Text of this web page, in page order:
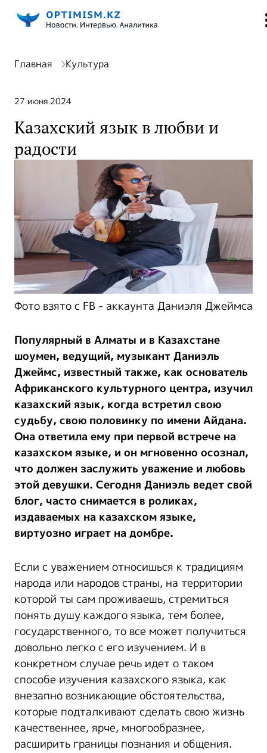
Главная Культура
27 июня 2024
Казахский язык в любви и
радости
Фото взято с FB - аккаунта Даниэля Джеймса
Популярный в Алматы и в Казахстане
шоумен, ведущий, музыкант Даниэль
Джеймс, известный также, как основатель
Африканского культурного центра, изучил
казахский язык, когда встретил свою
судьбу, свою половинку по имени Айдана.
Она ответила ему при первой встрече на
казахском языке, и он мгновенно осознал,
что должен заслужить уважение и любовь
этой девушки. Сегодня Даниэль ведет свой
блог, часто снимается в роликах,
издаваемых на казахском языке,
виртуозно играет на домбре.
Если с уважением относишься к традициям
народа или народов страны, на территории
которой ты сам проживаешь, стремиться
понять душу каждого языка, тем более,
государственного, то все может получиться
довольно легко с его изучением. И в
конкретном случае речь идет о таком
способе изучения казахского языка, как
внезапно возникающие обстоятельства,
которые подталкивают сделать свою жизнь
качественнее, ярче, многообразнее,
расширить границы познания и общения.